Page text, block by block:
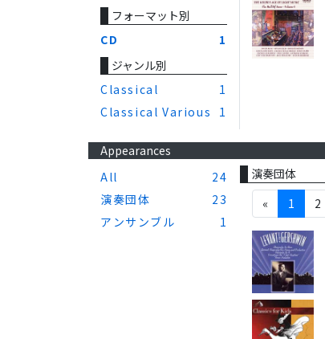
フォーマット別
CD
1
ジャンル別
Classical
1
Classical Various
1
Appearances
All
24
演奏団体
23
アンサンブル
1
演奏団体
«
1 2